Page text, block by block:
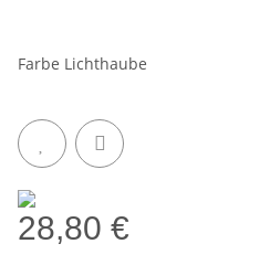
Farbe Lichthaube
28,80 €